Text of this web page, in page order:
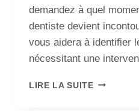
demandez à quel
dentiste devient
vous aidera à identifier
nécessitant une
LIRE LA SUITE